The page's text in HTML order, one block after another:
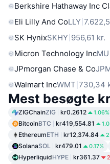
Berkshire Hathaway Inc
Eli Lilly And CoLLY
SK HynixSKHY 956,61 kr.
Micron Technology IncMU
JPmorgan Chase & Co
Walmart IncWMT 730,34
Mest besøgte
ZIGChainZIG kr0.2612 1.06%
BitcoinBTC kr419,554.81
EthereumETH kr12,374.84
SolanaSOL kr479.01 0.17%
HyperliquidHYPE kr361.37